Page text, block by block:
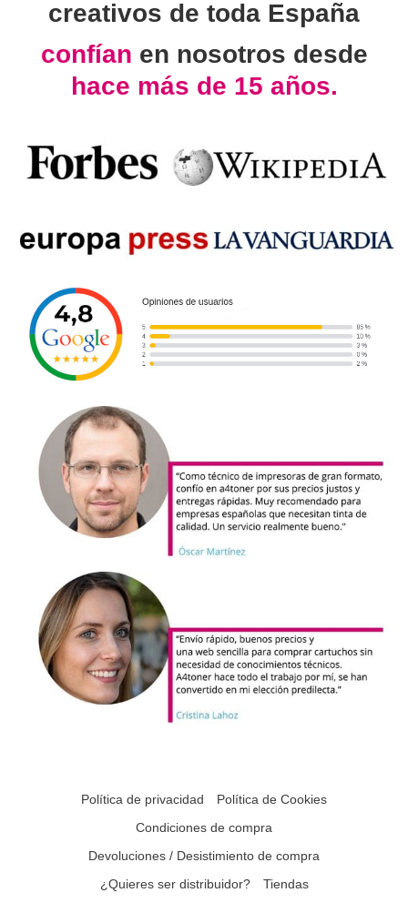
creativos de toda España
confían en nosotros desde
hace más de 15 años.
Política de privacidad
Política de Cookies
Condiciones de compra
Devoluciones / Desistimiento de compra
¿Quieres ser distribuidor?
Tiendas